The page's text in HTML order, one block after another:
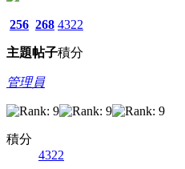
256
主題
268
帖子
4322
積分
管理員
積分
4322